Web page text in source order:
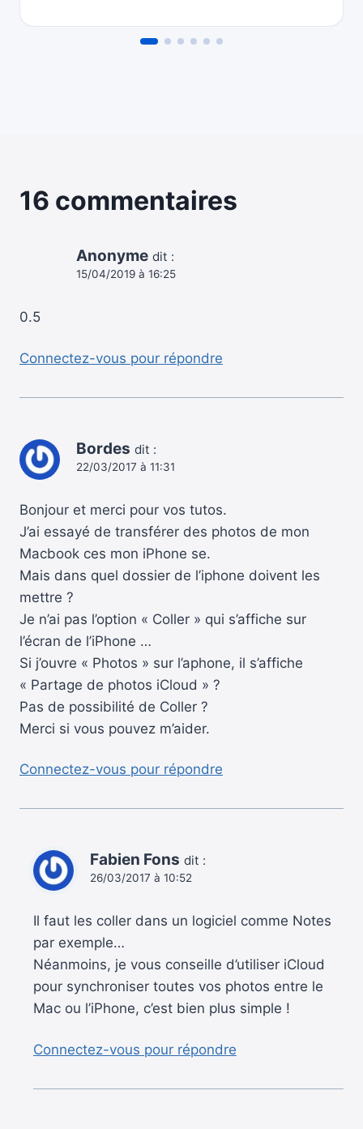
16 commentaires
Anonyme dit :
15/04/2019 à 16:25
0.5
Connectez-vous pour répondre
Bordes dit :
22/03/2017 à 11:31
Bonjour et merci pour vos tutos.
J’ai essayé de transférer des photos de mon
Macbook ces mon iPhone se.
Mais dans quel dossier de l’iphone doivent les
mettre ?
Je n’ai pas l’option « Coller » qui s’affiche sur
l’écran de l’iPhone …
Si j’ouvre « Photos » sur l’aphone, il s’affiche
« Partage de photos iCloud » ?
Pas de possibilité de Coller ?
Merci si vous pouvez m’aider.
Connectez-vous pour répondre
Fabien Fons dit :
26/03/2017 à 10:52
Il faut les coller dans un logiciel comme Notes
par exemple…
Néanmoins, je vous conseille d’utiliser iCloud
pour synchroniser toutes vos photos entre le
Mac ou l’iPhone, c’est bien plus simple !
Connectez-vous pour répondre